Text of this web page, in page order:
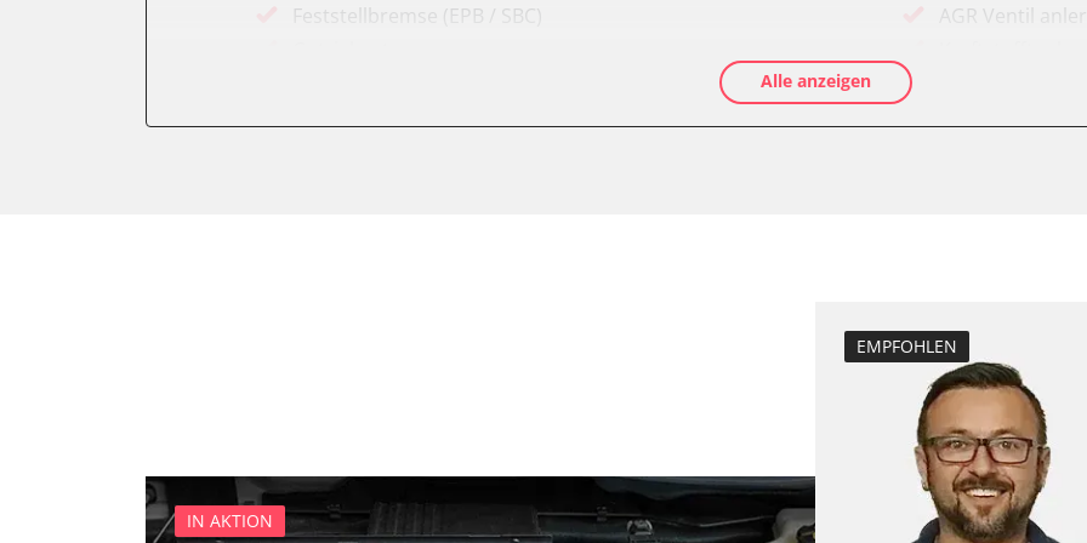
Feststellbremse (EPB / SBC)
AGR Ventil
Grundeinstellung
Injektor
Injektoren
Kodierung der
Kodierung
Alle anzeigen
IN AKTION
EMPFOHLEN